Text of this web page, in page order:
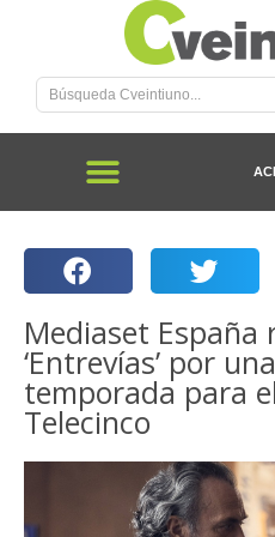
Mediaset España
‘Entrevías’ por
temporada para
Telecinco